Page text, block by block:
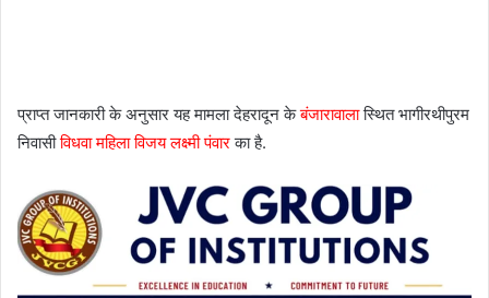
प्राप्त जानकारी के अनुसार यह मामला देहरादून केबंजारावालास्थित भागीरथीपुरम
निवासीविधवा महिला विजय लक्ष्मी पंवारका है.